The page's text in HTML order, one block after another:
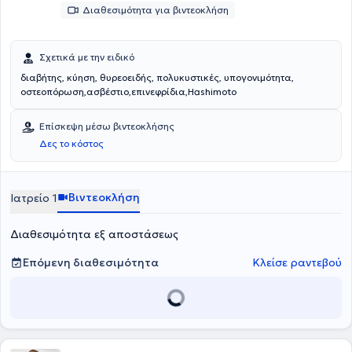
Διαθεσιμότητα για βιντεοκλήση
Σχετικά με την ειδικό
διαβήτης, κύηση, θυρεοειδής, πολυκυστικές, υπογονιμότητα,
οστεοπόρωση,ασβέστιο,επινεφρίδια,Hashimoto
Επίσκεψη μέσω βιντεοκλήσης
Δες το κόστος
Ιατρείο 1 Βιντεοκλήση
Διαθεσιμότητα εξ αποστάσεως
Επόμενη διαθεσιμότητα
Κλείσε ραντεβού